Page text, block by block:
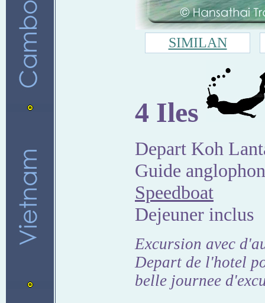
SIMILAN
4 Iles
Depart Koh
Guide
Speedboat
Dejeuner inclus
Excursion avec
Depart de l'hotel
belle journee